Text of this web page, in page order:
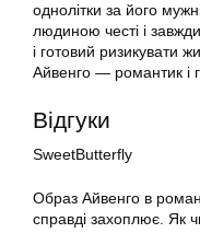
однолітки за його
людиною честі і завжди
і готовий ризикувати
Айвенго — романтик і
Відгуки
SweetButterfly
Образ Айвенго в
справді захоплює. Як